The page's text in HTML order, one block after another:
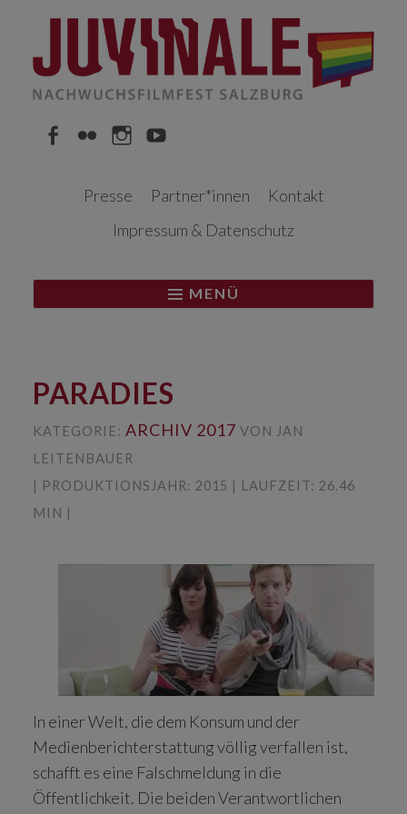
Inhalt
Presse
Partner*innen
Kontakt
Impressum & Datenschutz
MENÜ
PARADIES
KATEGORIE: ARCHIV 2017 VON JAN
LEITENBAUER
| PRODUKTIONSJAHR: 2015 | LAUFZEIT: 26.46
MIN |
In einer Welt, die dem Konsum und der
Medienberichterstattung völlig verfallen ist,
schafft es eine Falschmeldung in die
Öffentlichkeit. Die beiden Verantwortlichen